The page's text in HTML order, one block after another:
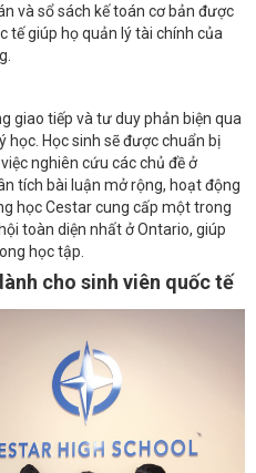
và sổ sách kế toán cơ bản được
tế giúp họ quản lý tài chính của
giao tiếp và tư duy phản biện qua
học. Học sinh sẽ được chuẩn bị
nghiên cứu các chủ đề ở
tích bài luận mở rộng, hoạt động
học Cestar cung cấp một trong
toàn diện nhất ở Ontario, giúp
học tập.
cho sinh viên quốc tế